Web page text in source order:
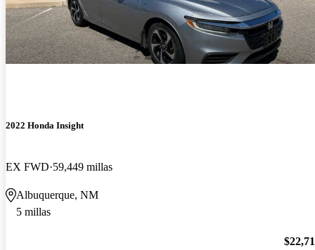
2022 Honda Insight
EX FWD 59,449 millas
Albuquerque, NM
5 millas